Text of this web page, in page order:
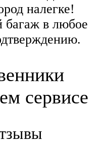
налегке!
багаж в любое
сервисе